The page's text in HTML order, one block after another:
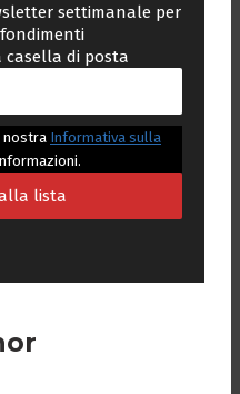
settimanale per
di posta
nostra Informativa sulla